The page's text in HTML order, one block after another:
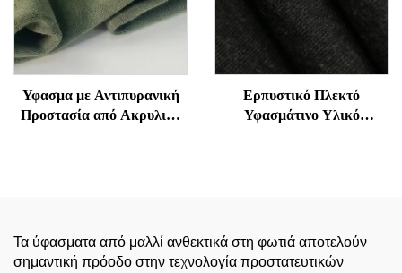
Υφασμα με Αντιπυρανική
Προστασία από Ακρυλικό
Ασφαλείας
Ερπυστικό Πλεκτό
Υφασμάτινο Υλικό
Τα ύφασματα από μαλλί ανθεκτικά στη φωτιά αποτελούν
σημαντική πρόοδο στην τεχνολογία προστατευτικών